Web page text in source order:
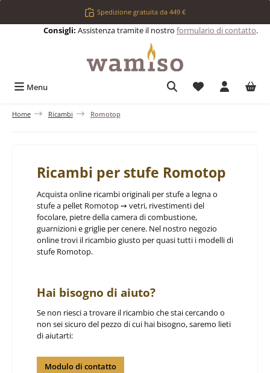
Passa al contenuto principaleSpedizione gratuita da 449 €
Consigli: Assistenza tramite il nostro formulario di contatto.
Menu Hai 0 articoli
Home Ricambi Romotop
Ricambi per stufe Romotop
Acquista online ricambi originali per stufe a legna o
stufe a pellet Romotop ➙ vetri, rivestimenti del
focolare, pietre della camera di combustione,
guarnizioni e griglie per cenere. Nel nostro negozio
online trovi il ricambio giusto per quasi tutti i modelli di
stufe Romotop.
Hai bisogno di aiuto?
Se non riesci a trovare il ricambio che stai cercando o
non sei sicuro del pezzo di cui hai bisogno, saremo lieti
di aiutarti:
Modulo di contatto